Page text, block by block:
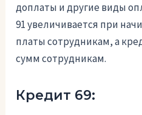
доплаты и другие виды
91 увеличивается при
платы сотрудникам, а
сумм сотрудникам.
Кредит 69: